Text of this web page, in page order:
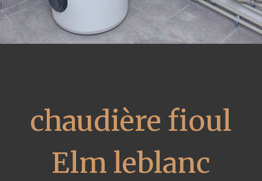
chaudière fioul
Elm leblanc